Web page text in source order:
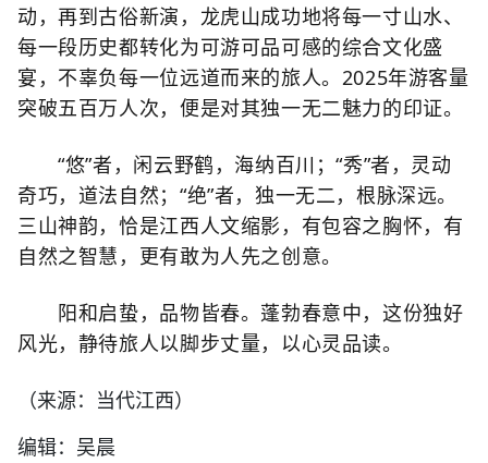
动，再到古俗新演，龙虎山成功地将每一寸山水、
每一段历史都转化为可游可品可感的综合文化盛
宴，不辜负每一位远道而来的旅人。2025年游客量
突破五百万人次，便是对其独一无二魅力的印证。
“悠”者，闲云野鹤，海纳百川；“秀”者，灵动
奇巧，道法自然；“绝”者，独一无二，根脉深远。
三山神韵，恰是江西人文缩影，有包容之胸怀，有
自然之智慧，更有敢为人先之创意。
阳和启蛰，品物皆春。蓬勃春意中，这份独好
风光，静待旅人以脚步丈量，以心灵品读。
（来源：当代江西）
编辑：吴晨